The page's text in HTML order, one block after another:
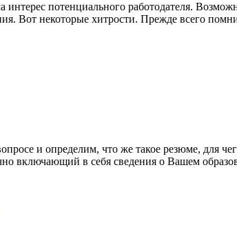
интерес потенциального работодателя.
Вот некоторые хитрости. Прежде всего
и определим, что же такое резюме, для
включающий в себя сведения о Вашем